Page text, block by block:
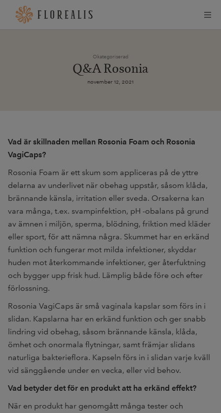
Okategoriserad
Q&A Rosonia
november 12, 2021
Vad är skillnaden mellan Rosonia Foam och Rosonia
VagiCaps?
Rosonia Foam är ett skum som appliceras på de yttre
delarna av underlivet när obehag uppstår, såsom klåda,
brännande känsla, irritation eller sveda. Orsakerna kan
vara många, t.ex. svampinfektion, pH -obalans på grund
av ämnen i miljön, sperma, blödning, friktion med kläder
eller sport, för att nämna några. Skummet har en erkänd
funktion och fungerar mot milda infektioner, skyddar
huden mot återkommande infektioner, ger återfuktning
och bygger upp frisk hud. Lämplig både före och efter
förlossning.
Rosonia VagiCaps är små vaginala kapslar som förs in i
slidan. Kapslarna har en erkänd funktion och ger snabb
lindring vid obehag, såsom brännande känsla, klåda,
ömhet och onormala flytningar, samt främjar slidans
naturliga bakterieflora. Kapseln förs in i slidan varje kväll
vid sänggående under en vecka, eller vid behov.
Vad betyder det för en produkt att ha erkänd effekt?
När en produkt har genomgått många tester och